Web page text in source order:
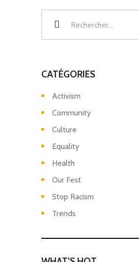
CATÉGORIES
Activism
Community
Culture
Equality
Health
Our Fest
Stop Racism
Trends